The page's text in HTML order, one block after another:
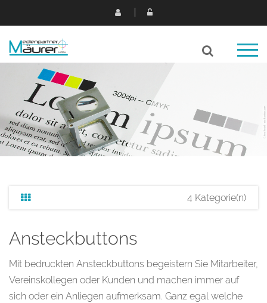
4 Kategorie(n)
Ansteckbuttons
Mit bedruckten Ansteckbuttons begeistern Sie Mitarbeiter,
Vereinskollegen oder Kunden und machen immer auf
sich oder ein Anliegen aufmerksam. Ganz egal welche